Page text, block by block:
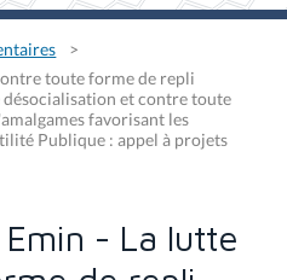
toute forme de repli
et contre toute
favorisant les
Publique : appel à projets
Emin - La lutte